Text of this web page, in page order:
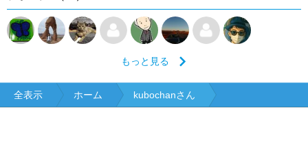
もっと見る
全表示 ホーム kubochanさん